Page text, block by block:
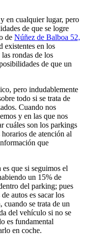
en cualquier lugar, pero
de que se logre
de Núñez de Balboa 52,
existentes en los
rondas de los
de que un
pero indudablemente
todo si se trata de
Cuando nos
y en las que nos
cuáles son los parkings
de atención al
que
que si seguimos el
un 15% de
del parking; pues
autos es sacar los
se trata de un
del vehículo si no se
es fundamental
en coche.